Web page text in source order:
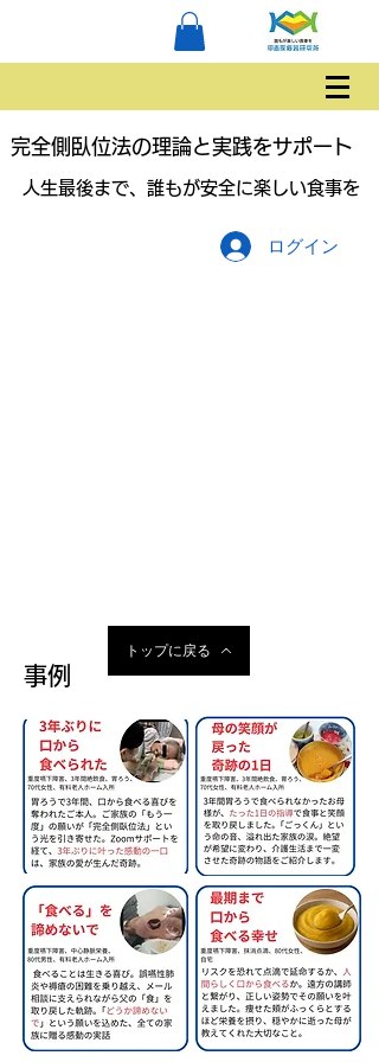
完全側臥位法の理論と実践をサポート
人生最後まで、誰もが安全に楽しい食事を
ログイン
トップに戻る
事例